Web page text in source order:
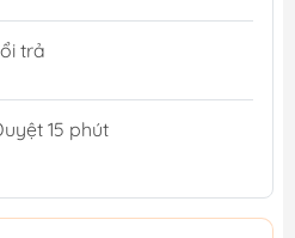
trả
15 phút